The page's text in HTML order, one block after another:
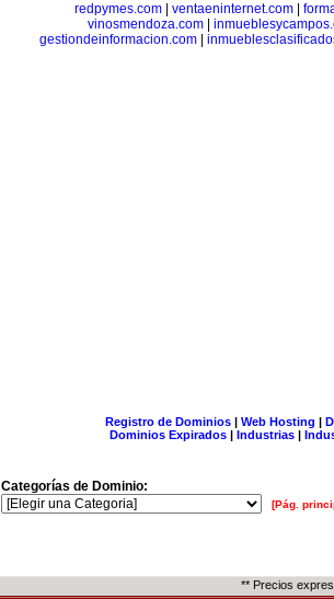
redpymes.com
ventaeninternet.com
vinosmendoza.com|
gestiondeinformacion.com
Registro de Dominios| Web Hosting |
Dominios Expirados | Industrias |
Categorías de Dominio:
[Pág.
** Precios